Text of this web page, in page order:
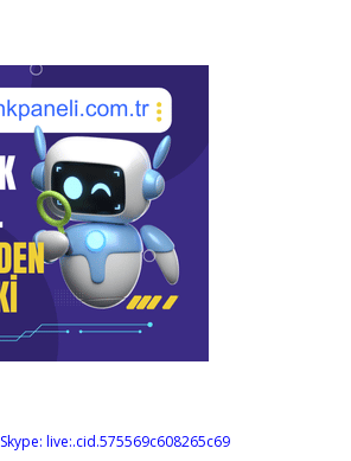
Skype: live:.cid.575569c608265c69